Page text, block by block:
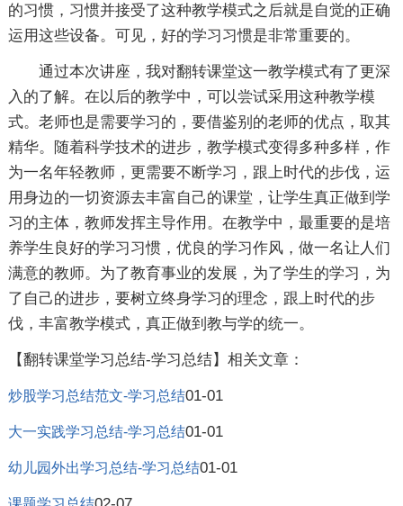
的习惯，习惯并接受了这种教学模式之后就是自觉的正确
运用这些设备。可见，好的学习习惯是非常重要的。
通过本次讲座，我对翻转课堂这一教学模式有了更深
入的了解。在以后的教学中，可以尝试采用这种教学模
式。老师也是需要学习的，要借鉴别的老师的优点，取其
精华。随着科学技术的进步，教学模式变得多种多样，作
为一名年轻教师，更需要不断学习，跟上时代的步伐，运
用身边的一切资源去丰富自己的课堂，让学生真正做到学
习的主体，教师发挥主导作用。在教学中，最重要的是培
养学生良好的学习习惯，优良的学习作风，做一名让人们
满意的教师。为了教育事业的发展，为了学生的学习，为
了自己的进步，要树立终身学习的理念，跟上时代的步
伐，丰富教学模式，真正做到教与学的统一。
【翻转课堂学习总结-学习总结】相关文章：
炒股学习总结范文-学习总结01-01
大一实践学习总结-学习总结01-01
幼儿园外出学习总结-学习总结01-01